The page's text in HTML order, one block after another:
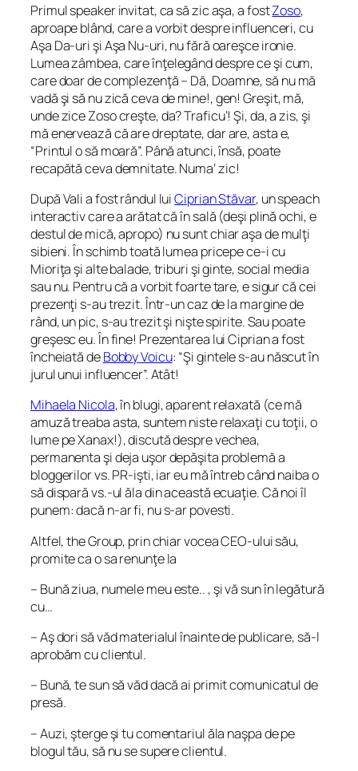
Primul speaker invitat, ca să zic aşa, a fostZoso,
aproape blând, care a vorbit despre influenceri, cu
Aşa Da-uri şi Aşa Nu-uri, nu fără oareşce ironie.
Lumea zâmbea, care înţelegând despre ce şi cum,
care doar de complezenţă – Dă, Doamne, să nu mă
vadă şi să nu zică ceva de mine!, gen! Greşit, mă,
unde zice Zoso creşte, da? Traficu’! Şi, da, a zis, şi
mă enervează că are dreptate, dar are, asta e,
“Printul o să moară”. Până atunci, însă, poate
recapătă ceva demnitate. Numa’ zic!
După Vali a fost rândul luiCiprian Stăvar, un speach
interactiv care a arătat că în sală (deşi plină ochi, e
destul de mică, apropo) nu suntchiaraşa de mulţi
sibieni. În schimb toată lumea pricepe ce-i cu
Mioriţa şi alte balade, triburi şi ginte, social media
sau nu. Pentru că a vorbit foarte tare, e sigur că cei
prezenţi s-au trezit. Într-un caz de la margine de
rând, un pic, s-au trezit şi nişte spirite. Sau poate
greşesc eu. În fine! Prezentarea lui Ciprian a fost
încheiată deBobby Voicu: “Şi gintele s-au născut în
jurul unui influencer”. Atât!
Mihaela Nicola, în blugi, aparent relaxată (ce mă
amuză treaba asta, suntem niste relaxaţi cu toţii, o
lume pe Xanax!), discută despre vechea,
permanenta şi deja uşor depăşita problemă a
bloggerilor vs. PR-işti, iar eu mă întreb când naiba o
să dispară vs.-ul ăla din această ecuaţie. Că noi îl
punem: dacă n-ar fi, nu s-ar povesti.
Altfel, the Group, prin chiar vocea CEO-ului său,
promite ca o sa renunţe la
– Bună ziua, numele meu este.. , şi vă sun în legătură
cu…
– Aş dori să văd materialul înainte de publicare, să-l
aprobăm cu clientul.
– Bună, te sun să văd dacă ai primit comunicatul de
presă.
– Auzi, şterge şi tu comentariul ăla naşpa de pe
blogul tău, să nu se supere clientul.